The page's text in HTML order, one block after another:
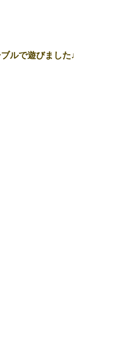
ルで遊びました♩